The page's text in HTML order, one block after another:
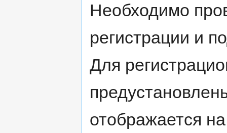
Необходимо
регистрации и
Для
отображается